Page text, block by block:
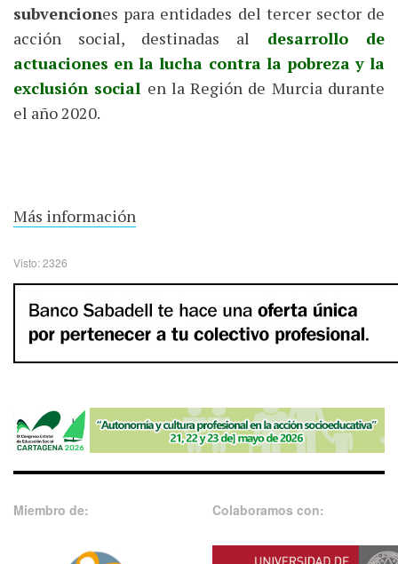
subvenciones para entidades del tercer sector de
acción social, destinadas al desarrollo de
actuaciones en la lucha contra la pobreza y la
exclusión social en la Región de Murcia durante
el año 2020.
Más información
Visto: 2326
Miembro de: Colaboramos con: